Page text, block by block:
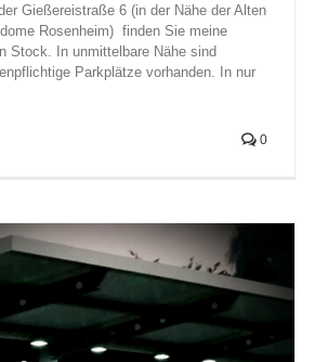
Gießereistraße 6 (in der Nähe der Alten
Rosenheim) finden Sie meine
Stock. In unmittelbare Nähe sind
Parkplätze vorhanden. In nur
0